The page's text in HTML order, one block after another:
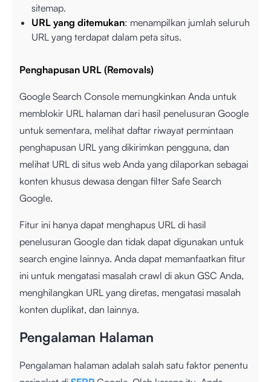
sitemap.
URL yang ditemukan: menampilkan jumlah seluruh
URL yang terdapat dalam peta situs.
Penghapusan URL (Removals)
Google Search Console memungkinkan Anda untuk
memblokir URL halaman dari hasil penelusuran Google
untuk sementara, melihat daftar riwayat permintaan
penghapusan URL yang dikirimkan pengguna, dan
melihat URL di situs web Anda yang dilaporkan sebagai
konten khusus dewasa dengan filter Safe Search
Google.
Fitur ini hanya dapat menghapus URL di hasil
penelusuran Google dan tidak dapat digunakan untuk
search engine lainnya. Anda dapat memanfaatkan fitur
ini untuk mengatasi masalah crawl di akun GSC Anda,
menghilangkan URL yang diretas, mengatasi masalah
konten duplikat, dan lainnya.
Pengalaman Halaman
Pengalaman halaman adalah salah satu faktor penentu